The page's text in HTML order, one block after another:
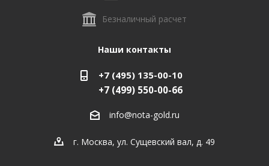
Безналичный расчет
Наши контакты
+7 (495) 135-00-10
+7 (499) 550-00-66
info@nota-gold.ru
г. Москва, ул. Сущевский вал, д. 49